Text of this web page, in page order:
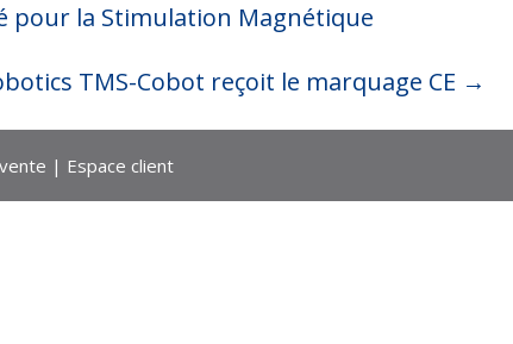
pour la Stimulation Magnétique
TMS-Cobot reçoit le marquage CE →
| Espace client